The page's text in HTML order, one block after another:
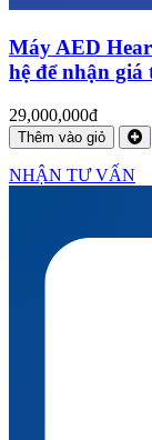
Máy AED
hệ để nhận giá
29,000,000đ
Thêm vào giỏ
NHẬN TƯ VẤN